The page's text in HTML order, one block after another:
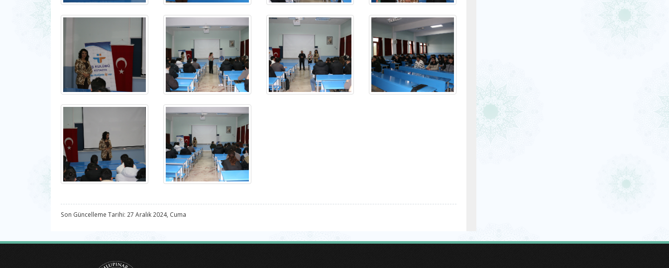
Son Güncelleme Tarihi: 27 Aralık 2024, Cuma